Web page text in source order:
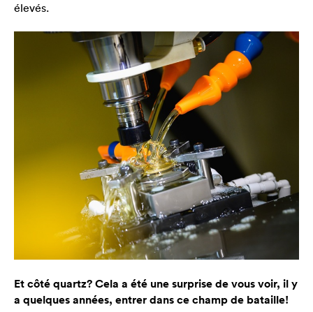
élevés.
Et côté quartz? Cela a été une surprise de vous voir, il y
a quelques années, entrer dans ce champ de bataille!